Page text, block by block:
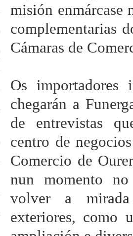
misión enmárcase
complementarias
Cámaras de
Os importadores
chegarán a
de entrevistas
centro de
Comercio de
nun momento
volver a
exteriores, como